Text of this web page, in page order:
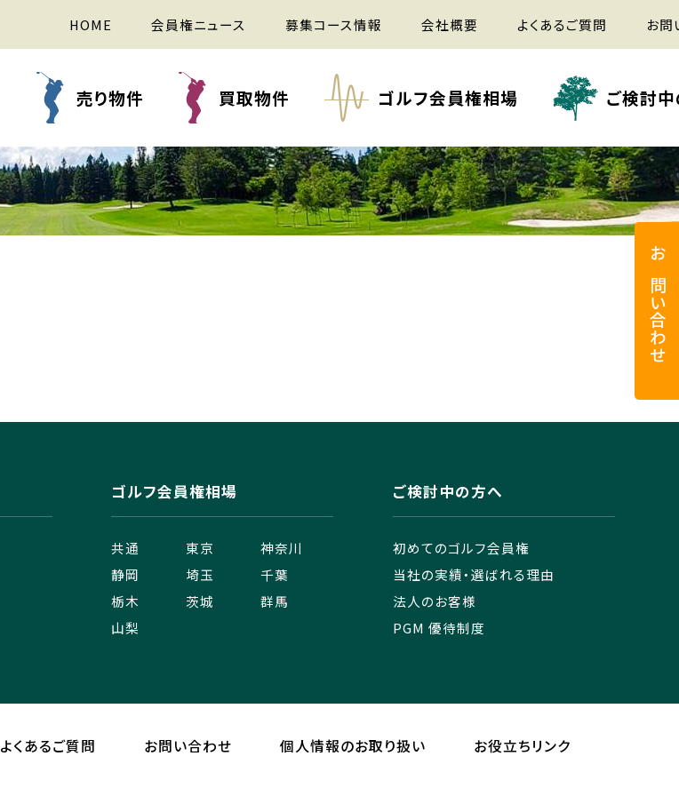
HOME 会員権ニュース 募集コース情報 会社概要 よくあるご質問 お問
売り物件 買取物件 ゴルフ会員権相場 ご検討
お問い合わせ
ゴルフ会員権相場
共通 東京
神奈川
静岡
埼玉
千葉
栃木
茨城
群馬
山梨
ご検討中の方へ
初めてのゴルフ会員権
当社の実績・選ばれる理由
法人のお客様
PGM 優待制度
よくあるご質問 お問い合わせ 個人情報のお取り扱い お役立ちリンク